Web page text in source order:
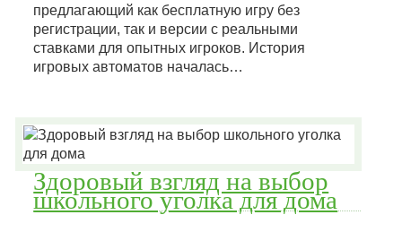
предлагающий как бесплатную игру без
регистрации, так и версии с реальными
ставками для опытных игроков. История
игровых автоматов началась…
Здоровый взгляд на выбор
школьного уголка для дома